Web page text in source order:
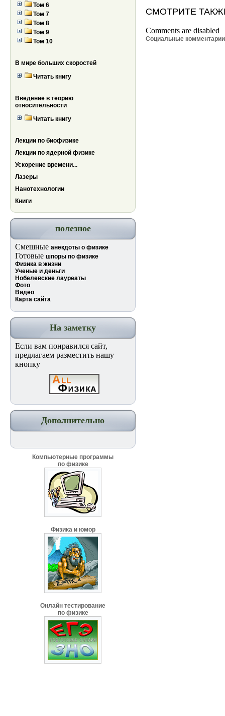
Том 6
Том 7
Том 8
Том 9
Том 10
В мире больших скоростей
Читать книгу
Введение в теорию
относительности
Читать книгу
Лекции по биофизике
Лекции по ядерной физике
Ускорение времени...
Лазеры
Нанотехнологии
Книги
полезное
Смешные анекдоты о физике
Готовые шпоры по физике
Физика в жизни
Ученые и деньги
Нобелевские лауреаты
Фото
Видео
Карта сайта
На заметку
Если вам понравился сайт,
предлагаем разместить нашу
кнопку
Дополнительно
Компьютерные программы
по физике
Физика и юмор
Онлайн тестирование
по физике
СМОТРИТЕ
Comments are disabled
Социальные